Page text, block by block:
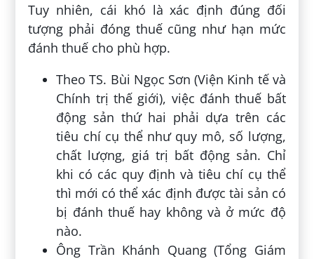
Tuy nhiên, cái khó là xác định đúng đối
tượng phải đóng thuế cũng như hạn mức
đánh thuế cho phù hợp.
Theo TS. Bùi Ngọc Sơn (Viện Kinh tế và
Chính trị thế giới), việc đánh thuế bất
động sản thứ hai phải dựa trên các
tiêu chí cụ thể như quy mô, số lượng,
chất lượng, giá trị bất động sản. Chỉ
khi có các quy định và tiêu chí cụ thể
thì mới có thể xác định được tài sản có
bị đánh thuế hay không và ở mức độ
nào.
Ông Trần Khánh Quang (Tổng Giám